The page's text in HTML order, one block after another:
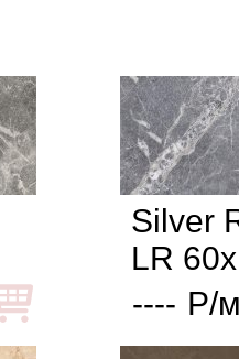
Silver
LR
---- Р/